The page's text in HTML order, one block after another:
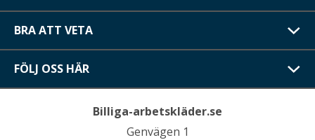
BRA ATT VETA
FÖLJ OSS HÄR
Billiga-arbetskläder.se
Genvägen 1